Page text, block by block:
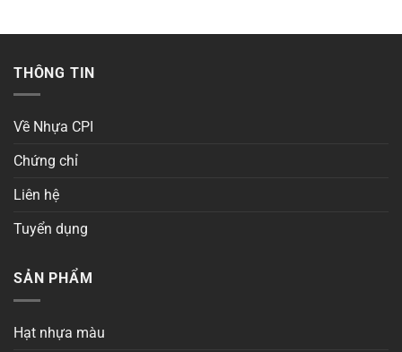
THÔNG TIN
Về Nhựa CPI
Chứng chỉ
Liên hệ
Tuyển dụng
SẢN PHẨM
Hạt nhựa màu